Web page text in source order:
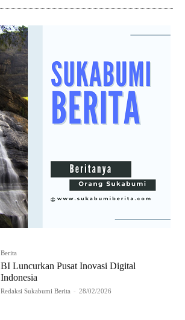
Berita
BI Luncurkan Pusat Inovasi Digital
Indonesia
Redaksi Sukabumi Berita - 28/02/2026